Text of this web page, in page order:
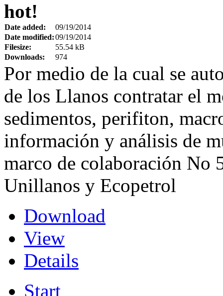
hot!
Date added:
09/19/2014
Date modified:09/19/2014
Filesize:
55.54 kB
Downloads:
974
Por medio de la cual se
de los Llanos contratar el
sedimentos, perifiton,
información y análisis de
marco de colaboración No
Unillanos y Ecopetrol
Download
View
Details
Start